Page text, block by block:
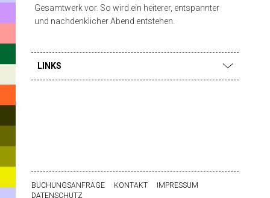
Gesamtwerk vor. So wird ein heiterer, entspannter
und nachdenklicher Abend entstehen.
LINKS
BUCHUNGSANFRAGE KONTAKT
IMPRESSUM
DATENSCHUTZ